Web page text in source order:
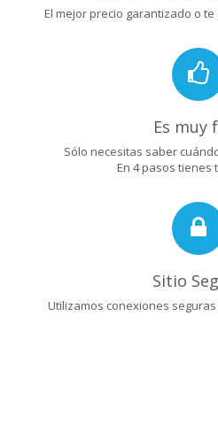
El mejor precio garantizado o
Es muy
Sólo necesitas saber
En 4 pasos tienes
Sitio
Utilizamos conexiones